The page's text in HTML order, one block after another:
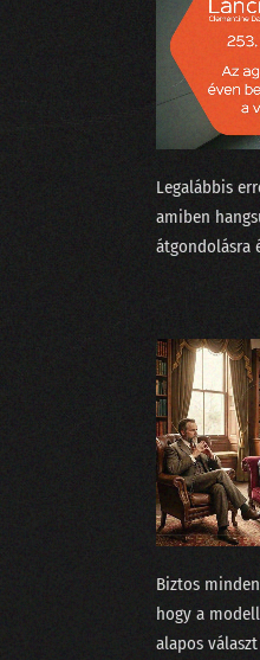
Legalábbis
amiben
átgondolásra
Biztos
hogy a
alapos